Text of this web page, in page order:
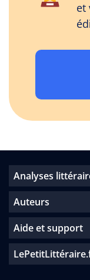
et
Analyses
Auteurs
Aide et support